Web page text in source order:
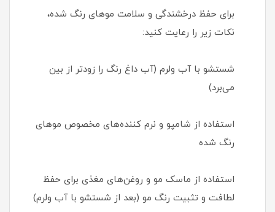
برای حفظ درخشندگی و سلامت موهای رنگ شده،
نکات زیر را رعایت کنید:
شستشو با آب ولرم (آب داغ رنگ را زودتر از بین
می‌برد)
استفاده از شامپو و نرم کننده‌های مخصوص موهای
رنگ شده
استفاده از ماسک مو و روغن‌های مغذی برای حفظ
لطافت و تثبیت رنگ مو (بعد از شستشو با آب ولرم)